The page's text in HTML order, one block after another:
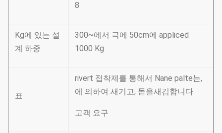
8
Kg에 있는 설
계 하중
300~에서 극에 50cm에 appliced
1000 Kg
표
rivert 접착제를 통해서 Nane palte는,
에 의하여 새기고, 돋을새김합니다
고객 요구